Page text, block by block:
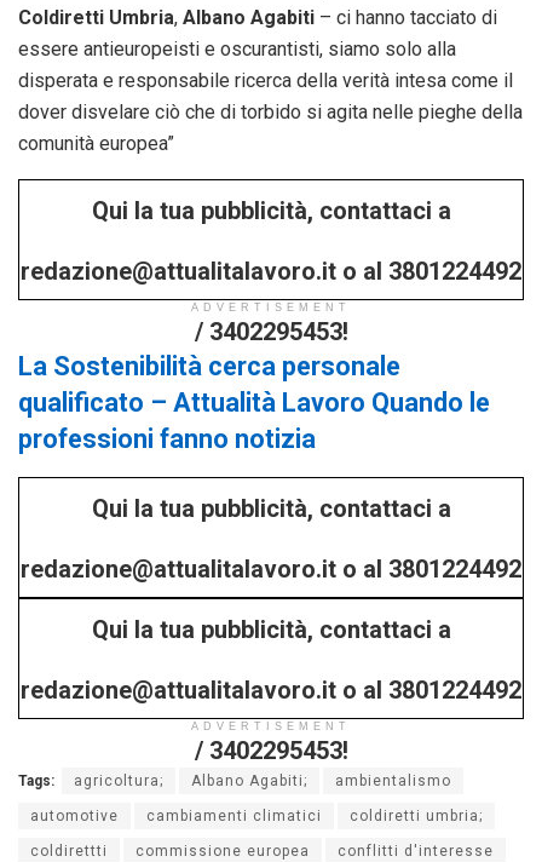
Coldiretti Umbria, Albano Agabiti – ci hanno tacciato di
essere antieuropeisti e oscurantisti, siamo solo alla
disperata e responsabile ricerca della verità intesa come il
dover disvelare ciò che di torbido si agita nelle pieghe della
comunità europea”
Qui la tua pubblicità, contattaci a
redazione@attualitalavoro.it o al 3801224492
/ 3402295453!
ADVERTISEMENT
La Sostenibilità cerca personale
qualificato – Attualità Lavoro Quando le
professioni fanno notizia
Qui la tua pubblicità, contattaci a
redazione@attualitalavoro.it o al 3801224492
/ 3402295453!
Qui la tua pubblicità, contattaci a
redazione@attualitalavoro.it o al 3801224492
/ 3402295453!
ADVERTISEMENT
Tags: agricoltura; Albano Agabiti; ambientalismo
automotive cambiamenti climatici coldiretti umbria;
coldirettti commissione europea conflitti d'interesse